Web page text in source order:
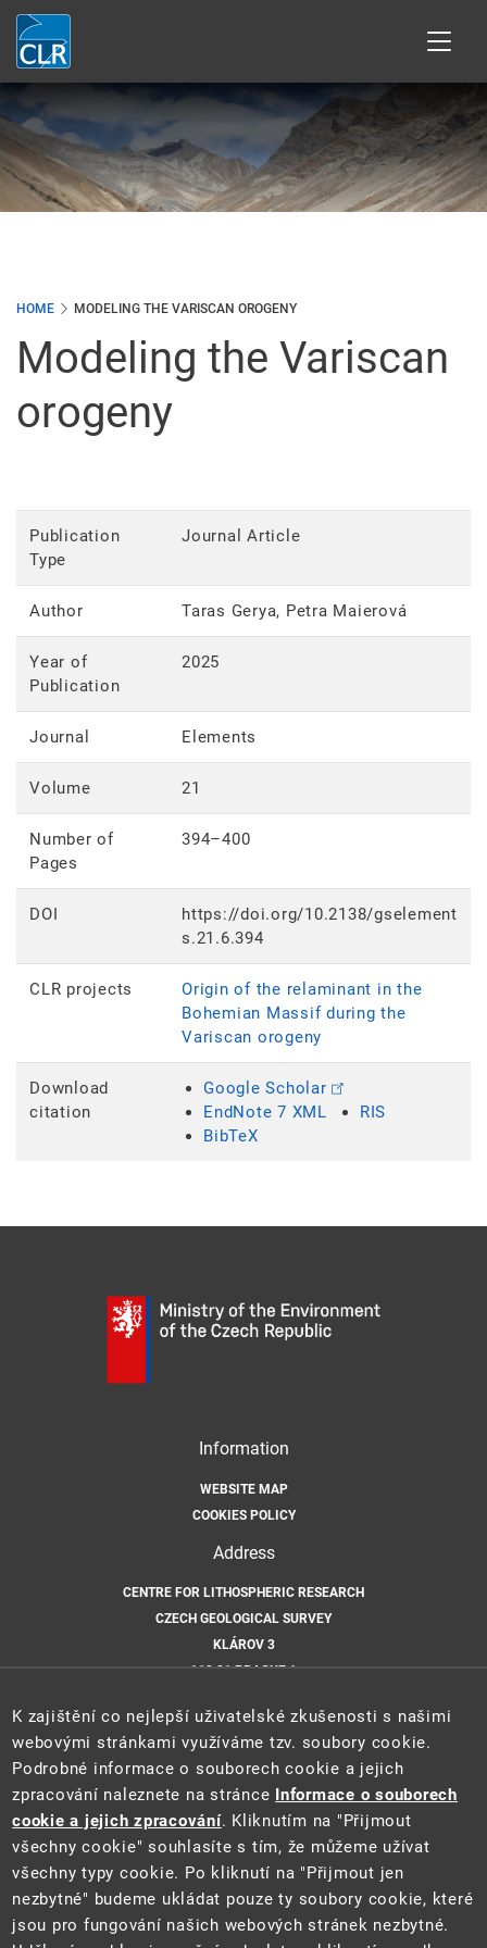
Přejít
hlavnímu
obsahu
HOME MODELING THE VARISCAN OROGENY
Modeling the Variscan
orogeny
Publication
Type
Journal Article
Author Taras Gerya, Petra Maierová
Year of
Publication
2025
Journal Elements
Volume 21
Number of
Pages
394–400
DOI
https://doi.org/10.2138/gselement
s.21.6.394
CLR projects
Origin of the relaminant in the
Bohemian Massif during the
Variscan orogeny
Download
citation
Google Scholar
EndNote 7 XML
RIS
BibTeX
Information
WEBSITE MAP
COOKIES POLICY
Address
CENTRE FOR LITHOSPHERIC RESEARCH
CZECH GEOLOGICAL SURVEY
KLÁROV 3
118 21 PRAGUE 1
Hosted by
CZECH GEOLOGICAL SURVEY
Email
CLR@GEOLOGY.CZ
K zajištění co nejlepší uživatelské zkušenosti s našimi
webovými stránkami využíváme tzv. soubory cookie.
Podrobné informace o souborech cookie a jejich
zpracování naleznete na stránce Informace o souborech
cookie a jejich zpracování. Kliknutím na "Přijmout
všechny cookie" souhlasíte s tím, že můžeme užívat
všechny typy cookie. Po kliknutí na "Přijmout jen
nezbytné" budeme ukládat pouze ty soubory cookie, které
jsou pro fungování našich webových stránek nezbytné.